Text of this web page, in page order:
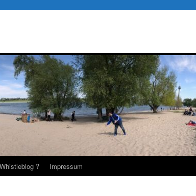
? Impressum